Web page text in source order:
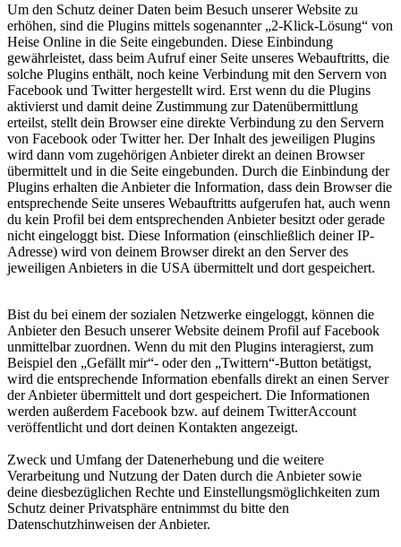
Um den Schutz deiner Daten beim Besuch unserer Website zu
erhöhen, sind die Plugins mittels sogenannter „2-Klick-Lösung“ von
Heise Online in die Seite eingebunden. Diese Einbindung
gewährleistet, dass beim Aufruf einer Seite unseres Webauftritts, die
solche Plugins enthält, noch keine Verbindung mit den Servern von
Facebook und Twitter hergestellt wird. Erst wenn du die Plugins
aktivierst und damit deine Zustimmung zur Datenübermittlung
erteilst, stellt dein Browser eine direkte Verbindung zu den Servern
von Facebook oder Twitter her. Der Inhalt des jeweiligen Plugins
wird dann vom zugehörigen Anbieter direkt an deinen Browser
übermittelt und in die Seite eingebunden. Durch die Einbindung der
Plugins erhalten die Anbieter die Information, dass dein Browser die
entsprechende Seite unseres Webauftritts aufgerufen hat, auch wenn
du kein Profil bei dem entsprechenden Anbieter besitzt oder gerade
nicht eingeloggt bist. Diese Information (einschließlich deiner IP-
Adresse) wird von deinem Browser direkt an den Server des
jeweiligen Anbieters in die USA übermittelt und dort gespeichert.
Bist du bei einem der sozialen Netzwerke eingeloggt, können die
Anbieter den Besuch unserer Website deinem Profil auf Facebook
unmittelbar zuordnen. Wenn du mit den Plugins interagierst, zum
Beispiel den „Gefällt mir“- oder den „Twittern“-Button betätigst,
wird die entsprechende Information ebenfalls direkt an einen Server
der Anbieter übermittelt und dort gespeichert. Die Informationen
werden außerdem Facebook bzw. auf deinem TwitterAccount
veröffentlicht und dort deinen Kontakten angezeigt.
Zweck und Umfang der Datenerhebung und die weitere
Verarbeitung und Nutzung der Daten durch die Anbieter sowie
deine diesbezüglichen Rechte und Einstellungsmöglichkeiten zum
Schutz deiner Privatsphäre entnimmst du bitte den
Datenschutzhinweisen der Anbieter.